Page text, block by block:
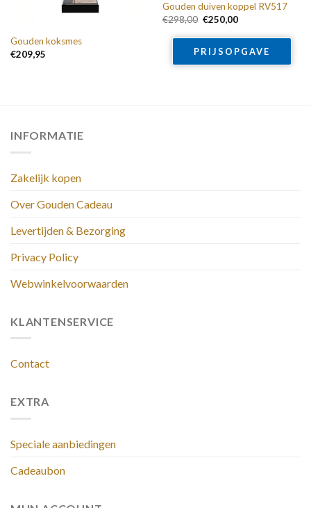
Gouden koksmes
€209,95
Gouden duiven koppel RV517
€298,00 Oorspronkelijke
was:
€298,00.
€250,00Huidige
is:
€250,00.
PRIJSOPGAVE
INFORMATIE
Zakelijk kopen
Over Gouden Cadeau
Levertijden & Bezorging
Privacy Policy
Webwinkelvoorwaarden
KLANTENSERVICE
Contact
EXTRA
Speciale aanbiedingen
Cadeaubon